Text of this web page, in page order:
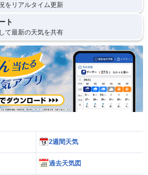
をリアルタイム更新
ト
て最新の天気を共有
2週間天気
過去天気図